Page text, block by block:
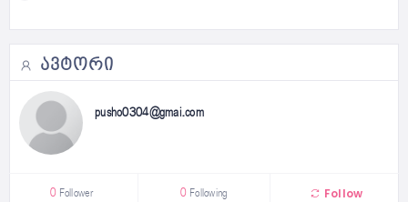
ᲐᲕᲢᲝᲠᲘ
pusho0304@gmai.com
0 Follower 0 Following Follow